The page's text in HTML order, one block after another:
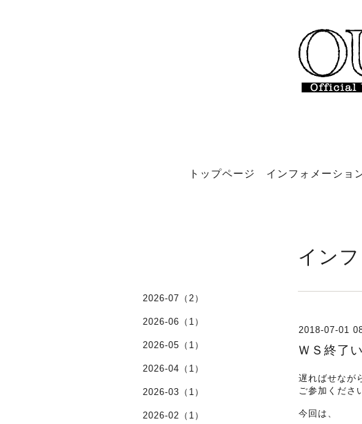
トップページ インフォメーショ
イン
2018-07-01
ＷＳ終了
遅ればせなが
ご参加くださ
今回は、
2026-07（2）
2026-06（1）
2026-05（1）
2026-04（1）
2026-03（1）
2026-02（1）